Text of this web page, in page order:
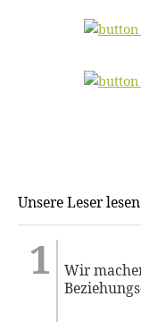
Unsere Leser
Wir